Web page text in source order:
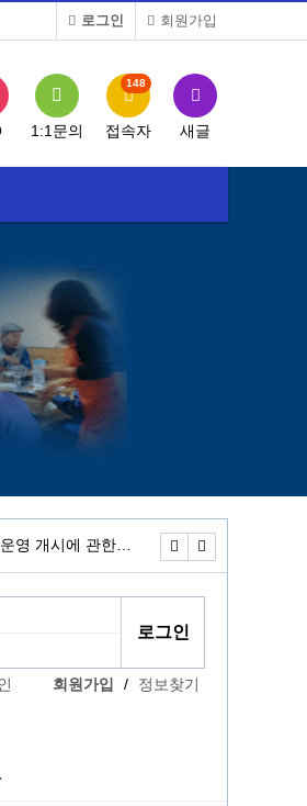
회원가입
로그인
1:1문의 접속자
148
새글
영 개시에 관한… 무료급식소 운영
회원가입 / 정보찾기